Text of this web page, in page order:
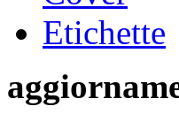
Etichette